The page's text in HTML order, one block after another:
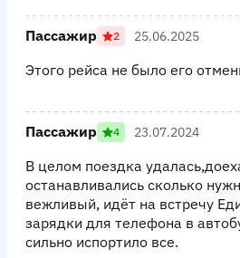
Пассажир 2 25.06.2025
Этого рейса не было его
Пассажир 4 23.07.2024
В целом поездка
останавливались сколько
вежливый, идёт на встречу
зарядки для телефона в
сильно испортило все.